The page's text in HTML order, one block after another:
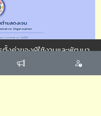
รักษาความมั่นคงปลอดภัย|
ตั้งค่าของผู้ใช้งานและพัฒนา
ให้ดียิ่งขึ้น